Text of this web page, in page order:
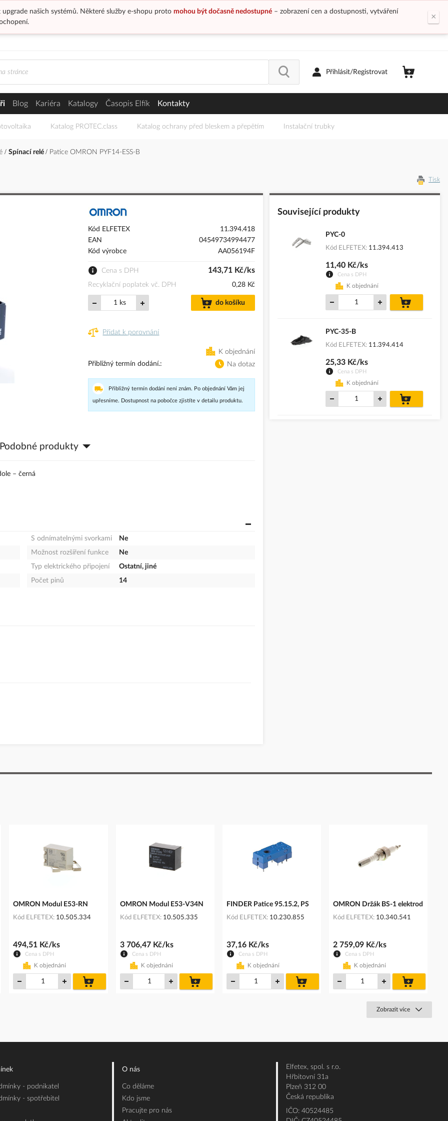
našich systémů. Některé služby e-shopu proto mohou být dočasně nedostupné– zobrazení cen a dostupnosti, vytváření
×
Přihlásit/Registrovat
Blog Kariéra Katalogy Časopis Elfík Kontakty
Katalog PROTEC.class Katalog ochrany před bleskem a přepětím Instalační trubky
Spínací relé Patice OMRON PYF14-ESS-B
Tisk
Kód ELFETEX
11.394.418
EAN
04549734994477
Kód výrobce
AA056194F
Cena s DPH 143,71 Kč/ks
Recyklační poplatek vč. DPH 0,28 Kč
ks do košíku
Přidat k porovnání
K objednání
Přibližný termín dodání.
Na dotaz
Přibližný termín dodání není znám. Po objednání Vám jej
upřesníme. Dostupnost na pobočce zjistíte v detailu produktu.
Podobné produkty
– černá
S odnímatelnými svorkami
Ne
Možnost rozšíření funkce
Ne
Typ elektrického připojení
Ostatní, jiné
Počet pinů
14
Související produkty
PYC-0
Kód ELFETEX 11.394.413
Cena s DPH
11,40 Kč/ks
K objednání
košíku
PYC-35-B
Kód ELFETEX 11.394.414
Cena s DPH
25,33 Kč/ks
K objednání
košíku
OMRON Modul E53-RN
Kód ELFETEX 10.505.334
Cena s DPH
494,51 Kč/ks
K objednání
košíku
OMRON Modul E53-V34N
Kód ELFETEX 10.505.335
Cena s DPH
3 706,47 Kč/ks
K objednání
košíku
FINDER Patice 95.15.2, PS
Kód ELFETEX 10.230.855
Cena s DPH
37,16 Kč/ks
K objednání
košíku
OMRON Držák BS-1 elektrod
Kód ELFETEX 10.340.541
Cena s DPH
2 759,09 Kč/ks
K objednání
košíku
Zobrazit více
- podnikatel
- spotřebitel
O nás
Co děláme
Kdo jsme
Pracujte pro nás
Elfetex, spol. s r.o.
Hřbitovní 31a
Plzeň 312 00
Česká republika
IČO: 40524485